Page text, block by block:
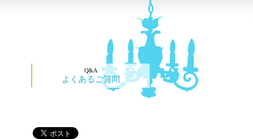
よくあるご質問